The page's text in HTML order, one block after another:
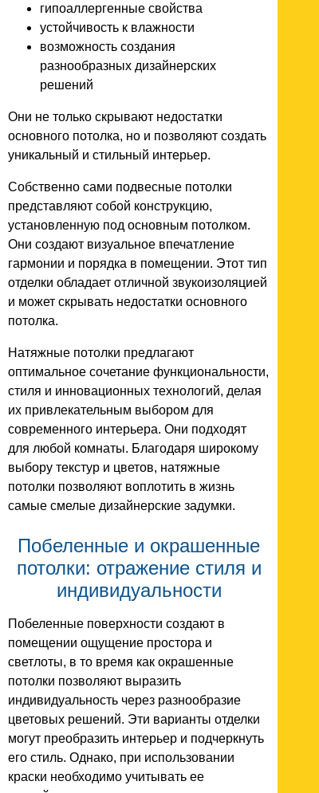
гипоаллергенные свойства
устойчивость к влажности
возможность создания
разнообразных дизайнерских
решений
Они не только скрывают недостатки
основного потолка, но и позволяют создать
уникальный и стильный интерьер.
Собственно сами подвесные потолки
представляют собой конструкцию,
установленную под основным потолком.
Они создают визуальное впечатление
гармонии и порядка в помещении. Этот тип
отделки обладает отличной звукоизоляцией
и может скрывать недостатки основного
потолка.
Натяжные потолки предлагают
оптимальное сочетание функциональности,
стиля и инновационных технологий, делая
их привлекательным выбором для
современного интерьера. Они подходят
для любой комнаты. Благодаря широкому
выбору текстур и цветов, натяжные
потолки позволяют воплотить в жизнь
самые смелые дизайнерские задумки.
Побеленные и окрашенные
потолки: отражение стиля и
индивидуальности
Побеленные поверхности создают в
помещении ощущение простора и
светлоты, в то время как окрашенные
потолки позволяют выразить
индивидуальность через разнообразие
цветовых решений. Эти варианты отделки
могут преобразить интерьер и подчеркнуть
его стиль. Однако, при использовании
краски необходимо учитывать ее